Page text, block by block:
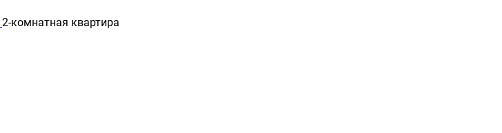
2-комнатная квартира